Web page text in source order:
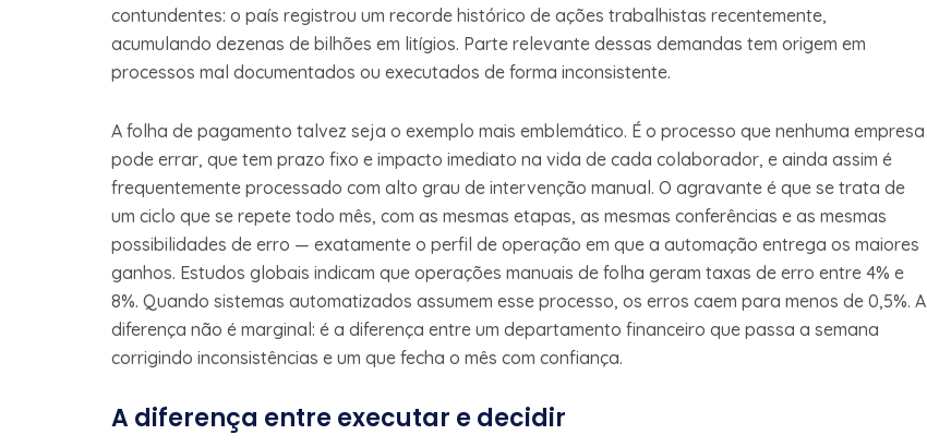
contundentes: o país registrou um recorde histórico de ações trabalhistas recentemente,
acumulando dezenas de bilhões em litígios. Parte relevante dessas demandas tem origem em
processos mal documentados ou executados de forma inconsistente.
A folha de pagamento talvez seja o exemplo mais emblemático. É o processo que nenhuma empresa
pode errar, que tem prazo fixo e impacto imediato na vida de cada colaborador, e ainda assim é
frequentemente processado com alto grau de intervenção manual. O agravante é que se trata de
um ciclo que se repete todo mês, com as mesmas etapas, as mesmas conferências e as mesmas
possibilidades de erro — exatamente o perfil de operação em que a automação entrega os maiores
ganhos. Estudos globais indicam que operações manuais de folha geram taxas de erro entre 4% e
8%. Quando sistemas automatizados assumem esse processo, os erros caem para menos de 0,5%. A
diferença não é marginal: é a diferença entre um departamento financeiro que passa a semana
corrigindo inconsistências e um que fecha o mês com confiança.
A diferença entre executar e decidir